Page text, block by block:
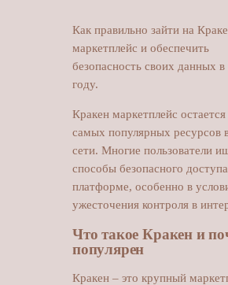
Как правильно зайти на
маркетплейс и обеспечить
безопасность своих данных в
году.
Кракен маркетплейс
самых популярных ресурсов
сети. Многие пользователи
способы безопасного
платформе, особенно в
ужесточения контроля в
Что такое Кракен и
популярен
Кракен – это крупный